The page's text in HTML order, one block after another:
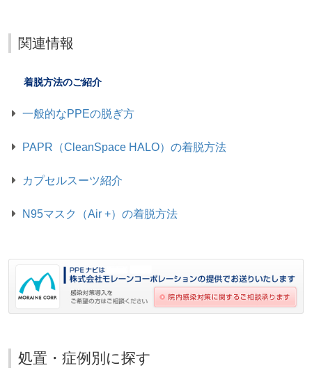
関連情報
着脱方法のご紹介
一般的なPPEの脱ぎ方
PAPR（CleanSpace HALO）の着脱方法
カプセルスーツ紹介
N95マスク（Air +）の着脱方法
処置・症例別に探す